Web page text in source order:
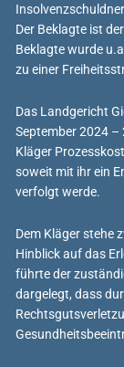
Der Beklagte ist
Beklagte wurde
zu einer
Das Landgericht
September 2024 –
Kläger
soweit mit ihr ein
verfolgt werde.
Dem Kläger stehe
Hinblick auf das
führte der
dargelegt, dass